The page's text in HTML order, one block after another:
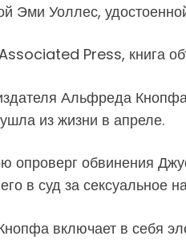
Эми Уоллес,
Press, книга
Альфреда
из жизни в апреле.
опроверг обвинения
в суд за сексуальное
включает в себя